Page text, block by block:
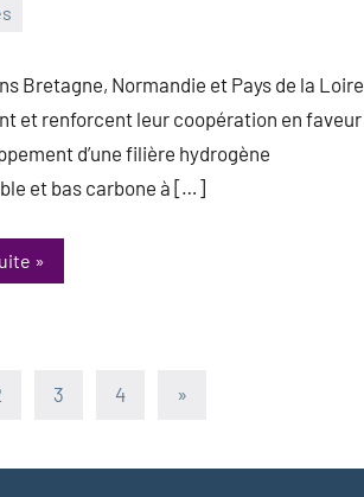
Bretagne, Normandie et Pays de la Loire
et renforcent leur coopération en faveur
d’une filière hydrogène
et bas carbone à […]
3 4
Articles
»